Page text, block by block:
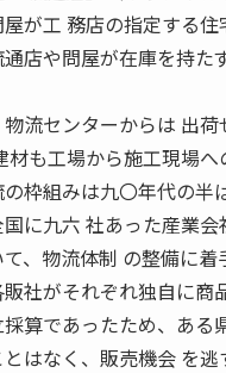
が工 務店の指定する住
店や問屋が在庫を持た
流センターからは 出
材も工場から施工現場へ
枠組みは九〇年代の半
に九六 社あった産業
、物流体制 の整備に着
社がそれぞれ独自に商
算であったため、ある
はなく、販売機会 を逃